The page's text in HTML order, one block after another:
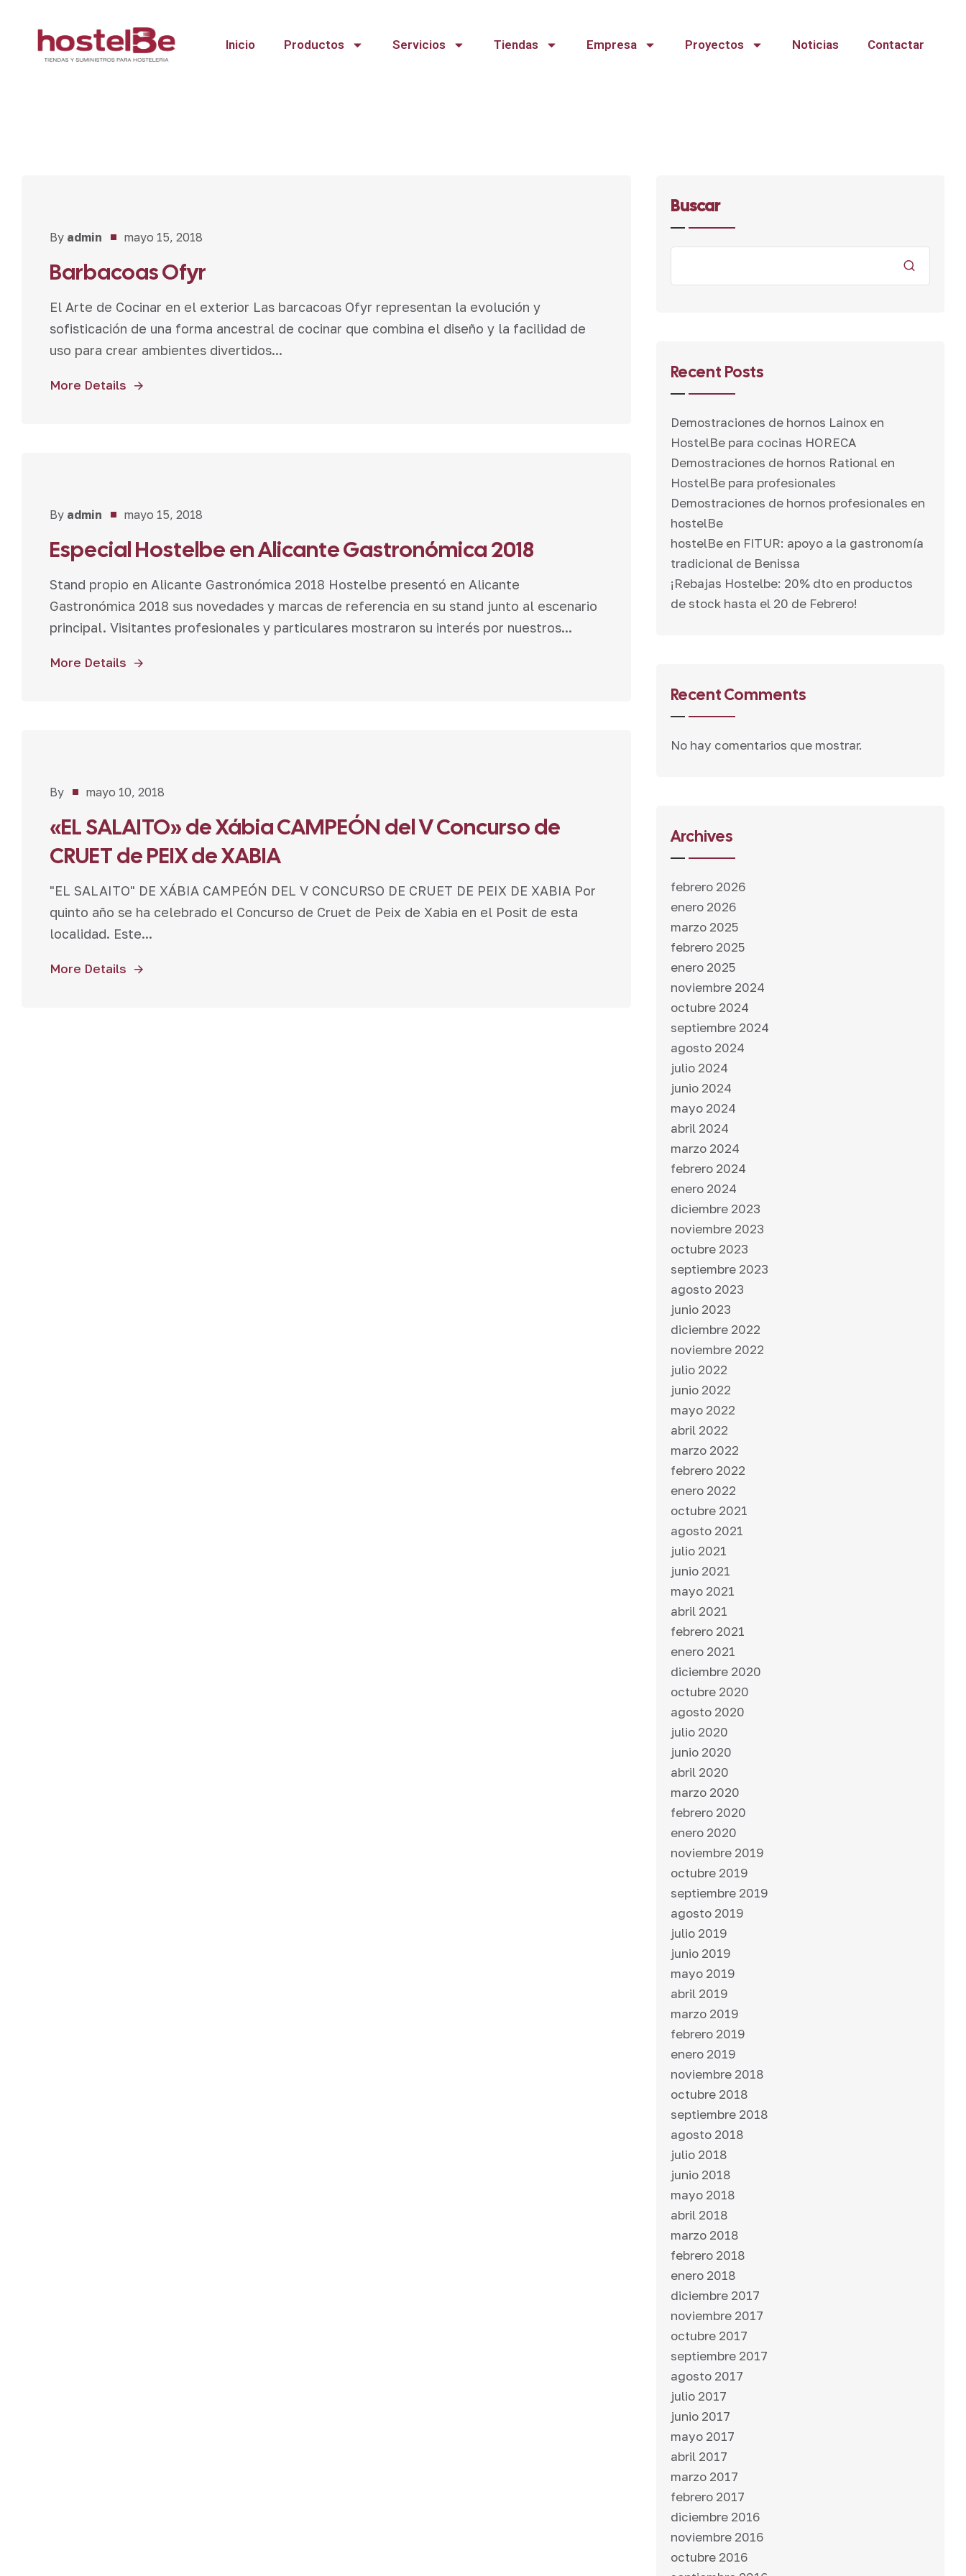
Inicio Productos Servicios Tiendas Empresa Proyectos Noticias Contactar
Novedades
By admin mayo 15, 2018
Barbacoas Ofyr
El Arte de Cocinar en el exterior Las barcacoas Ofyr representan la evolución y
sofisticación de una forma ancestral de cocinar que combina el diseño y la facilidad de
uso para crear ambientes divertidos...
More Details
Noticias
By admin mayo 15, 2018
Especial Hostelbe en Alicante Gastronómica 2018
Stand propio en Alicante Gastronómica 2018 Hostelbe presentó en Alicante
Gastronómica 2018 sus novedades y marcas de referencia en su stand junto al escenario
principal. Visitantes profesionales y particulares mostraron su interés por nuestros...
More Details
Noticias
By mayo 10, 2018
«EL SALAITO» de Xábia CAMPEÓN del V Concurso de
CRUET de PEIX de XABIA
"EL SALAITO" DE XÁBIA CAMPEÓN DEL V CONCURSO DE CRUET DE PEIX DE XABIA Por
quinto año se ha celebrado el Concurso de Cruet de Peix de Xabia en el Posit de esta
localidad. Este...
More Details
Buscar
Recent Posts
Demostraciones de hornos Lainox en
HostelBe para cocinas HORECA
Demostraciones de hornos Rational en
HostelBe para profesionales
Demostraciones de hornos profesionales en
hostelBe
hostelBe en FITUR: apoyo a la gastronomía
tradicional de Benissa
¡Rebajas Hostelbe: 20% dto en productos
de stock hasta el 20 de Febrero!
Recent Comments
No hay comentarios que mostrar.
Archives
febrero 2026
enero 2026
marzo 2025
febrero 2025
enero 2025
noviembre 2024
octubre 2024
septiembre 2024
agosto 2024
julio 2024
junio 2024
mayo 2024
abril 2024
marzo 2024
febrero 2024
enero 2024
diciembre 2023
noviembre 2023
octubre 2023
septiembre 2023
agosto 2023
junio 2023
diciembre 2022
noviembre 2022
julio 2022
junio 2022
mayo 2022
abril 2022
marzo 2022
febrero 2022
enero 2022
octubre 2021
agosto 2021
julio 2021
junio 2021
mayo 2021
abril 2021
febrero 2021
enero 2021
diciembre 2020
octubre 2020
agosto 2020
julio 2020
junio 2020
abril 2020
marzo 2020
febrero 2020
enero 2020
noviembre 2019
octubre 2019
septiembre 2019
agosto 2019
julio 2019
junio 2019
mayo 2019
abril 2019
marzo 2019
febrero 2019
enero 2019
noviembre 2018
octubre 2018
septiembre 2018
agosto 2018
julio 2018
junio 2018
mayo 2018
abril 2018
marzo 2018
febrero 2018
enero 2018
diciembre 2017
noviembre 2017
octubre 2017
septiembre 2017
agosto 2017
julio 2017
junio 2017
mayo 2017
abril 2017
marzo 2017
febrero 2017
diciembre 2016
noviembre 2016
octubre 2016